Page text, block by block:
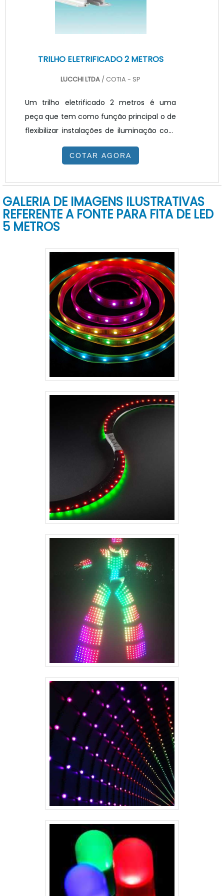
posterior, que devem ser cuidadosamente
TRILHO ELETRIFICADO 2 METROS
LUCCHI LTDA / COTIA - SP
Um trilho eletrificado 2 metros é uma
peça que tem como função principal o de
flexibilizar instalações de iluminação com
uso de spots de luz ao longo dele, além de
garantir alterações nas quantidades de
do trilho e sem a necessidade de efetuar
obras profundas e longas. Assim, existe a
maleabilidade das luzes em prol da
iluminação em todos os planos do
vertical.DETALHES ADICIONAIS SOBRE O
PRODUTOO trilho eletrificado L.
COTAR AGORA
GALERIA DE IMAGENS ILUSTRATIVAS
REFERENTE A FONTE PARA FITA DE LED
5 METROS